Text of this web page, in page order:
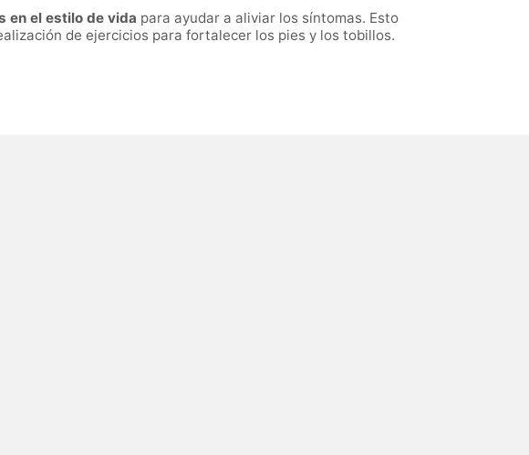
en el estilo de vida para ayudar a aliviar los síntomas. Esto
de ejercicios para fortalecer los pies y los tobillos.